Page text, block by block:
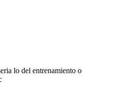
lo del entrenamiento o